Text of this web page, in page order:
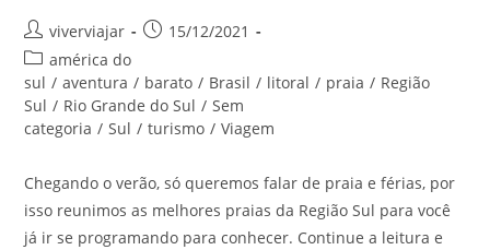
Autor
do
post:
viverviajar
Post15/12/2021
Categoria
do
post:
américa do
sul / aventura / barato / Brasil / litoral / praia / Região
Sul / Rio Grande do Sul / Sem
categoria / Sul / turismo / Viagem
Chegando o verão, só queremos falar de praia e férias, por
isso reunimos as melhores praias da Região Sul para você
já ir se programando para conhecer. Continue a leitura e